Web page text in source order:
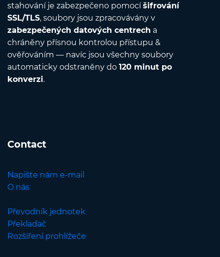
stahování je zabezpečeno pomocíšifrování
SSL/TLS, soubory jsou zpracovávány v
zabezpečených datových centrech a
chráněny přísnou kontrolou přístupu &
ověřováním — navíc jsou všechny soubory
automaticky odstraněny do 120 minut po
konverzi.
Contact
Napište nám e-mail
O nás
Převodník jednotek
Překladač
Rozšíření prohlížeče